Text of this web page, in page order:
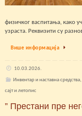
физичког васпитања, како
узраста. Реквизити су
Више информација
10.03.2026.
Инвентар и наставна средства,
сајт и летопис
” Престани пре